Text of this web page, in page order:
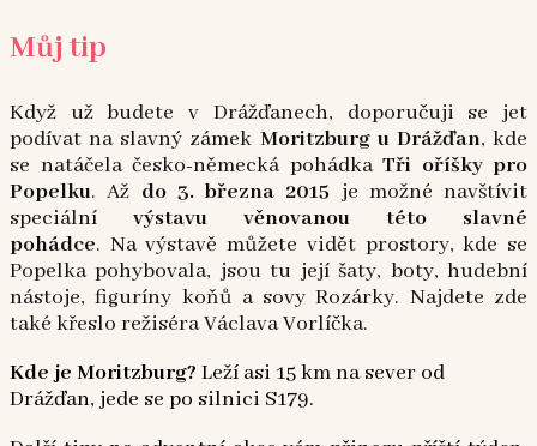
Můj tip
Když už budete v Drážďanech, doporučuji se jet
podívat na slavný zámek Moritzburg u Drážďan, kde
se natáčela česko-německá pohádka Tři oříšky pro
Popelku. Až do 3. března 2015 je možné navštívit
speciální výstavu věnovanou této slavné
pohádce. Na výstavě můžete vidět prostory, kde se
Popelka pohybovala, jsou tu její šaty, boty, hudební
nástoje, figuríny koňů a sovy Rozárky. Najdete zde
také křeslo režiséra Václava Vorlíčka.
Kde je Moritzburg? Leží asi 15 km na sever od
Drážďan, jede se po silnici S179.